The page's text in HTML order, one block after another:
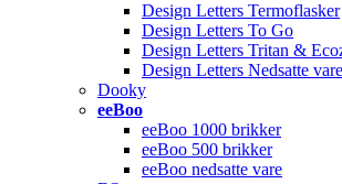
Design Letters Termoflasker
Design Letters To Go
Design Letters Tritan &
Design Letters Nedsatte vare
Dooky
eeBoo
eeBoo 1000 brikker
eeBoo 500 brikker
eeBoo nedsatte vare